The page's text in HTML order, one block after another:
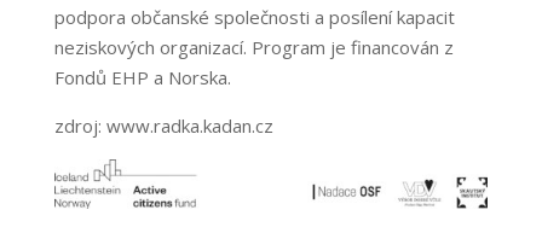
podpora občanské společnosti a posílení kapacit
neziskových organizací. Program je financován z
Fondů EHP a Norska.
zdroj: www.radka.kadan.cz